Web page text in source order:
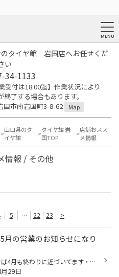
タイヤ館 岩国店へお任せくだ
い
34-1133
受付は18:00迄】作業状況により
了する場合もあります。
市南岩国町3-8-62
Map
山口県のタ
イヤ館
タイヤ館 岩
国TOP
店舗おスス
メ情報
情報 / その他
5 … 22 23 >
月の営業のお知らせになり
気が付けば4月も終わりに近づいてます・・・ ゴールデンウィークに突入しておりますよ！！ 気温差が激しい日もありますので、体調管理をしっかりとしていきましょう。 では、2026年5月の営業のお知らせになります。 一部定休日追加があります。 5/5(火) 5/6(水) 5/7(木) 5/12(火) 5/13(水) 5/19(火)...
29日